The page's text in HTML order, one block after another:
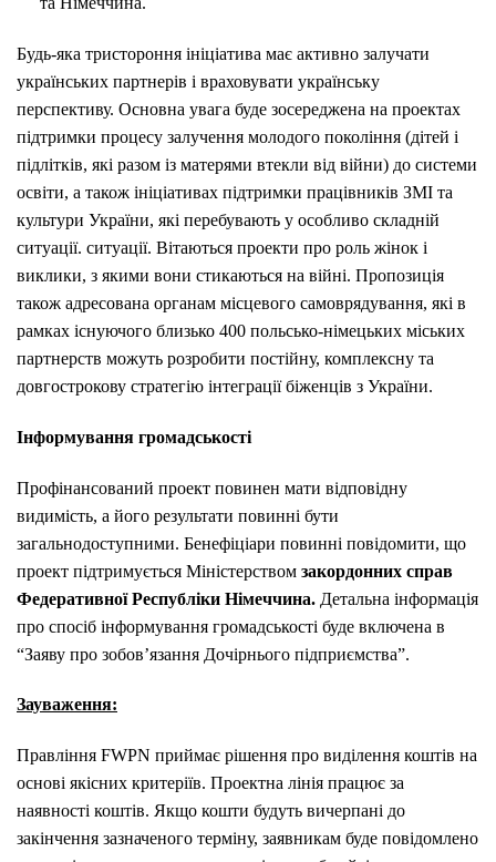
Будь-яка тристороння ініціатива має активно залучати
українських партнерів і враховувати українську
перспективу. Основна увага буде зосереджена на проектах
підтримки процесу залучення молодого покоління (дітей і
підлітків, які разом із матерями втекли від війни) до системи
освіти, а також ініціативах підтримки працівників ЗМІ та
культури України, які перебувають у особливо складній
ситуації. ситуації. Вітаються проекти про роль жінок і
виклики, з якими вони стикаються на війні. Пропозиція
також адресована органам місцевого самоврядування, які в
рамках існуючого близько 400 польсько-німецьких міських
партнерств можуть розробити постійну, комплексну та
довгострокову стратегію інтеграції біженців з України.
Інформування громадськості
Профінансований проект повинен мати відповідну
видимість, а його результати повинні бути
загальнодоступними. Бенефіціари повинні повідомити, що
проект підтримується Міністерством закордонних справ
Федеративної Республіки Німеччина. Детальна інформація
про спосіб інформування громадськості буде включена в
“Заяву про зобов’язання Дочірнього підприємства”.
Зауваження:
Правління FWPN приймає рішення про виділення коштів на
основі якісних критеріїв. Проектна лінія працює за
наявності коштів. Якщо кошти будуть вичерпані до
закінчення зазначеного терміну, заявникам буде повідомлено